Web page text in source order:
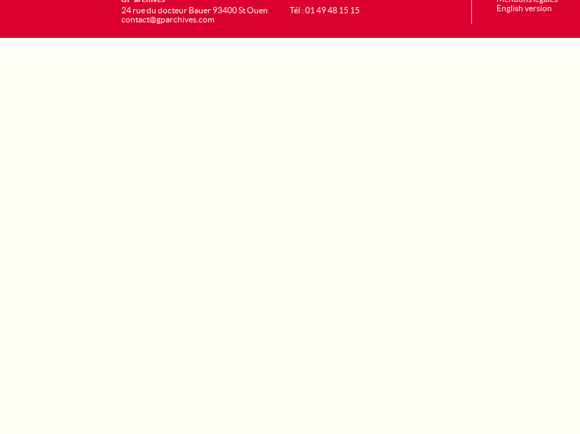
24 rue du docteur Bauer 93400 St Ouen
contact@gparchives.com
Tél : 01 49 48 15 15
English version